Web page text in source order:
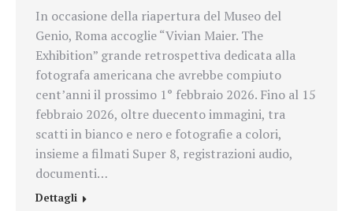
In occasione della riapertura del Museo del
Genio, Roma accoglie “Vivian Maier. The
Exhibition” grande retrospettiva dedicata alla
fotografa americana che avrebbe compiuto
cent’anni il prossimo 1° febbraio 2026. Fino al 15
febbraio 2026, oltre duecento immagini, tra
scatti in bianco e nero e fotografie a colori,
insieme a filmati Super 8, registrazioni audio,
documenti…
Dettagli